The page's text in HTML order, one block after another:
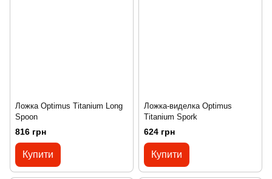
Ложка Optimus Titanium Long
Spoon
816 грн
Купити
Ложка-виделка Optimus
Titanium Spork
624 грн
Купити